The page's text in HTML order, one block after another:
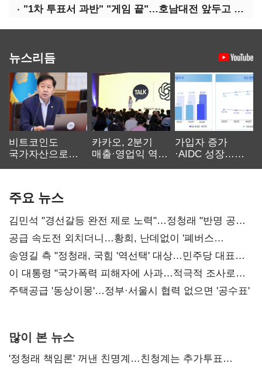
"1차 투표서 과반" "게임 끝"…호남대전 앞두고 '충돌'
뉴스리듬
비트코인도
국가자산으로…'
카카오, 2분기
매출·영업익 역대
가입자 증가
·AIDC 성장…
주요 뉴스
김민석 "경선갈등 완전 제로 노력"…정청래 "반명 공세
사과부터"
공급 속도전 외치더니…황희, 난데없이 '폐버스
리모델링' 제안
송영길 측 "정청래, 국힘 '역선택' 대상…민주당 대표로
총선 지휘 못해"
이 대통령 "국가폭력 피해자에 사과…적극적 조사로
진실 밝혀야"
주택공급 '동상이몽'…정부·서울시 협력 없으면 '공수표'
많이 본 뉴스
'정청래 책임론' 꺼낸 친명계…친청계는 추가투표